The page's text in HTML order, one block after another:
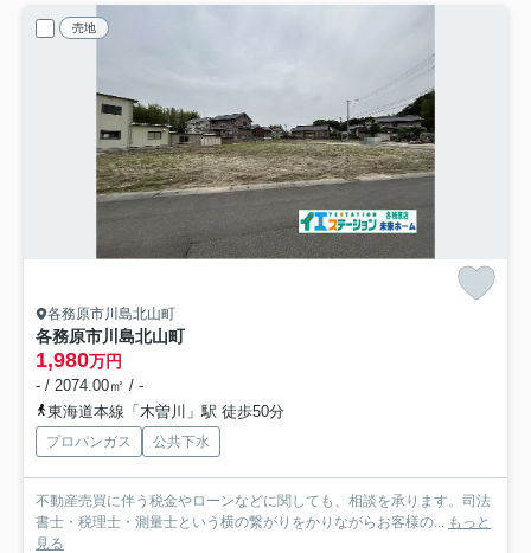
売地
各務原市川島北山町
各務原市川島北山町
1,980万円
- / 2074.00㎡ / -
東海道本線「木曽川」駅 徒歩50分
プロパンガス 公共下水
不動産売買に伴う税金やローンなどに関しても、相談を承ります。司法
書士・税理士・測量士という横の繋がりをかりながらお客様の...
もっと
見る